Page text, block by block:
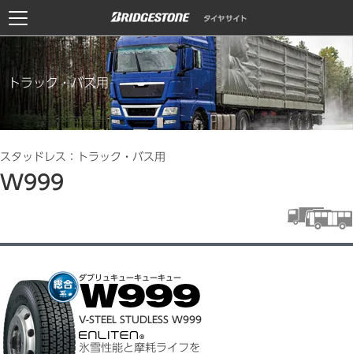
トラック・バス用
スタッドレス：トラック・バス用
W999
ダブリュキューキューキュー
V-STEEL STUDLESS W999
氷雪性能と摩耗ライフを